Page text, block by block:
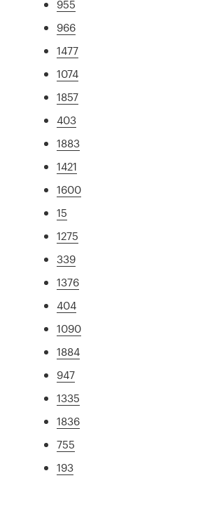
955
966
1477
1074
1857
403
1883
1421
1600
15
1275
339
1376
404
1090
1884
947
1335
1836
755
193